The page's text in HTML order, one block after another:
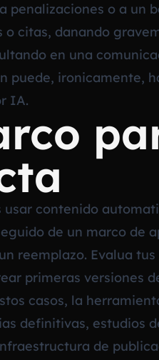
penalizaciones o a un
o citas, danando
en una
puede, ironicamente,
IA.
usar contenido
de un marco
reemplazo. Evalua
primeras versiones
casos, la
definitivas, estudios
de